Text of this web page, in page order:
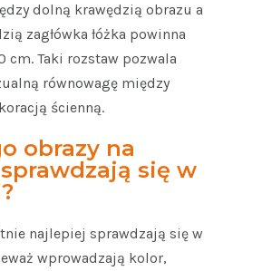
dolną krawędzią obrazu a
zagłówka łóżka powinna
cm. Taki rozstaw pozwala
równowagę między
ścienną.
obrazy na
się w
najlepiej sprawdzają się w
wprowadzają kolor,